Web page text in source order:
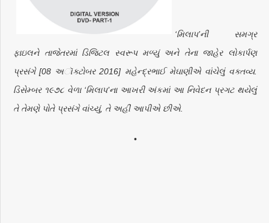
‘મિલાપ’ની સમગ્ર
ફાઇલને તાજેતરમાં ડિજિટલ સ્વરૂપ મળ્યું અને તેના જાહેર લોકાર્પણ
પ્રસંગે [08 અૉક્ટોબર 2016] મહેન્દ્રભાઈ મેઘાણીએ વાંચેલું વક્તવ્ય.
ડિસેમ્બર ૧૯૭૮ વેળા ‘મિલાપ’ના આખરી અંકમાં આ નિવેદન પ્રગટ થયેલું
તે તેમણે પોતે પ્રસંગે વાંચ્યું, તે અહીં આપીએ છીએ.
•